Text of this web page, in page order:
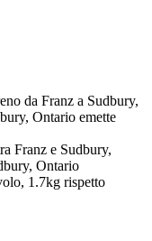
da Franz a Sudbury,
Ontario emette
Franz e Sudbury,
Ontario
1.7kg rispetto